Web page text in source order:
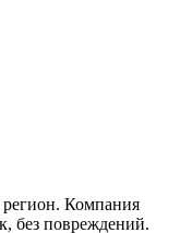
Компания
без повреждений.